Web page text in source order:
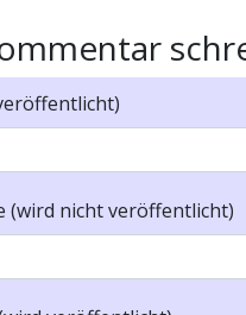
(wird nicht veröffentlicht)